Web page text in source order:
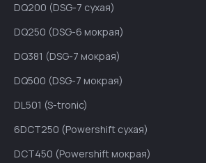
DQ200 (DSG-7 сухая)
DQ250 (DSG-6 мокрая)
DQ381 (DSG-7 мокрая)
DQ500 (DSG-7 мокрая)
DL501 (S-tronic)
6DCT250 (Powershift сухая)
DCT450 (Powershift мокрая)